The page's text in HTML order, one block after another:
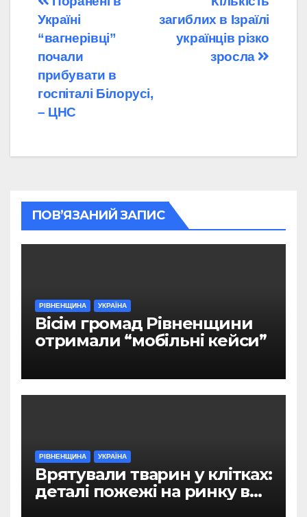
Навігація
записів
загиблих в Ізраїлі
українців різко
зросла
Україні
“вагнерівці”
почали
прибувати в
госпіталі Білорусі,
– ЦНС
ПОВ’ЯЗАНИЙ ЗАПИС
РІВНЕНЩИНА УКРАЇНА
Вісім громад Рівненщини
отримали “мобільні кейси”
РІВНЕНЩИНА УКРАЇНА
Врятували тварин у клітках:
деталі пожежі на ринку в